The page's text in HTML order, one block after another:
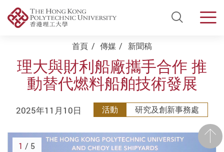
Open
Start main content首頁 傳媒 新聞稿
理大與財利船廠攜手合作 推
動替代燃料船舶技術發展
2025年11月10日 活動 研究及創新事務處
前
1 / 5